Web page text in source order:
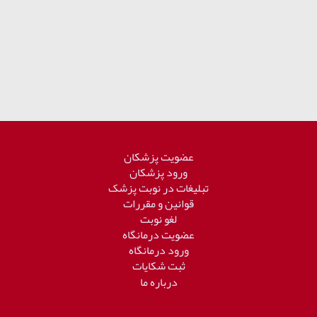
عضویت پزشکان
ورود پزشکان
تبلیغات در نوبت پزشک
قوانین و مقررات
لغو نوبت
عضویت درمانگاه
ورود درمانگاه
ثبت شکایات
درباره ما